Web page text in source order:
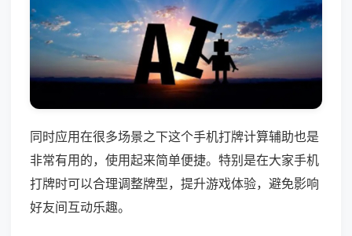
同时应用在很多场景之下这个手机打牌计算辅助也是
非常有用的，使用起来简单便捷。特别是在大家手机
打牌时可以合理调整牌型，提升游戏体验，避免影响
好友间互动乐趣。